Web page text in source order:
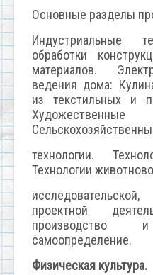
Основные разделы
Индустриальные
обработки
материалов.
ведения дома:
из текстильных и
технологии.
Технологии
проектной
производство и
самоопределение.
Физическая культура.